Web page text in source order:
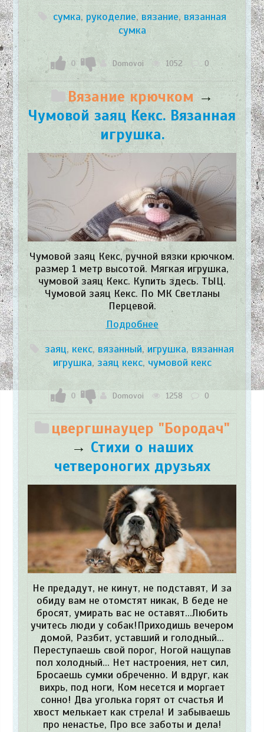
сумка, рукоделие,вязание, вязанная
сумка
0 Domovoi 1052 0
Вязание крючком →
Чумовой заяц Кекс. Вязанная
игрушка.
Чумовой заяц Кекс, ручной вязки крючком.
размер 1 метр высотой. Мягкая игрушка,
чумовой заяц Кекс. Купить здесь. ТЫЦ.
Чумовой заяц Кекс. По МК Светланы
Перцевой.
Подробнее
заяц, кекс, вязанный,игрушка, вязанная
игрушка, заяц кекс, чумовой кекс
0 Domovoi 1258 0
цвергшнауцер "Бородач"
→ Стихи о наших
четвероногих друзьях
Не предадут, не кинут, не подставят, И за
обиду вам не отомстят никак, В беде не
бросят, умирать вас не оставят...Любить
учитесь люди у собак!Приходишь вечером
домой, Разбит, уставший и голодный...
Переступаешь свой порог, Ногой нащупав
пол холодный... Нет настроения, нет сил,
Бросаешь сумки обреченно. И вдруг, как
вихрь, под ноги, Ком несется и моргает
сонно! Два уголька горят от счастья И
хвост мелькает как стрела! И забываешь
про ненастье, Про все заботы и дела!